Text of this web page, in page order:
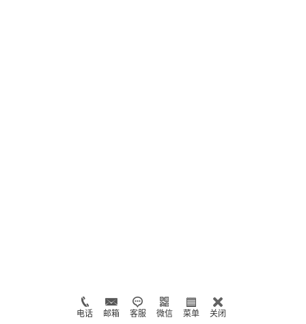
电话 邮箱 客服 微信 菜单 关闭